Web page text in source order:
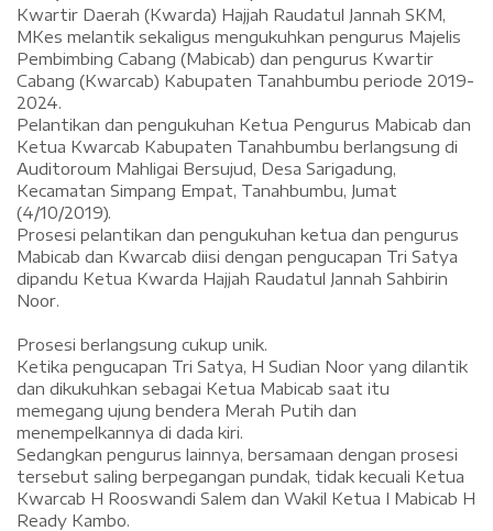
Kwartir Daerah (Kwarda) Hajjah Raudatul Jannah SKM,
MKes melantik sekaligus mengukuhkan pengurus Majelis
Pembimbing Cabang (Mabicab) dan pengurus Kwartir
Cabang (Kwarcab) Kabupaten Tanahbumbu periode 2019-
2024.
Pelantikan dan pengukuhan Ketua Pengurus Mabicab dan
Ketua Kwarcab Kabupaten Tanahbumbu berlangsung di
Auditoroum Mahligai Bersujud, Desa Sarigadung,
Kecamatan Simpang Empat, Tanahbumbu, Jumat
(4/10/2019).
Prosesi pelantikan dan pengukuhan ketua dan pengurus
Mabicab dan Kwarcab diisi dengan pengucapan Tri Satya
dipandu Ketua Kwarda Hajjah Raudatul Jannah Sahbirin
Noor.
Prosesi berlangsung cukup unik.
Ketika pengucapan Tri Satya, H Sudian Noor yang dilantik
dan dikukuhkan sebagai Ketua Mabicab saat itu
memegang ujung bendera Merah Putih dan
menempelkannya di dada kiri.
Sedangkan pengurus lainnya, bersamaan dengan prosesi
tersebut saling berpegangan pundak, tidak kecuali Ketua
Kwarcab H Rooswandi Salem dan Wakil Ketua I Mabicab H
Ready Kambo.